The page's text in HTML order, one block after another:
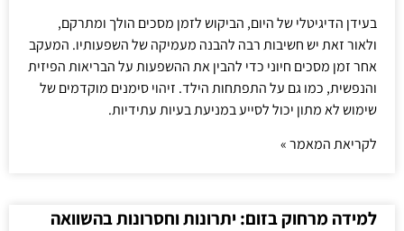
בעידן הדיגיטלי של היום, הביקוש לזמן מסכים הולך ומתרקם,
ולאור זאת יש חשיבות רבה להבנה מעמיקה של השפעותיו. המעקב
אחר זמן מסכים חיוני כדי להבין את ההשפעות על הבריאות הפיזית
והנפשית, כמו גם על התפתחות הילד. זיהוי סימנים מוקדמים של
שימוש לא מתון יכול לסייע במניעת בעיות עתידיות.
לקריאת המאמר »
למידה מרחוק בזום: יתרונות וחסרונות בהשוואה